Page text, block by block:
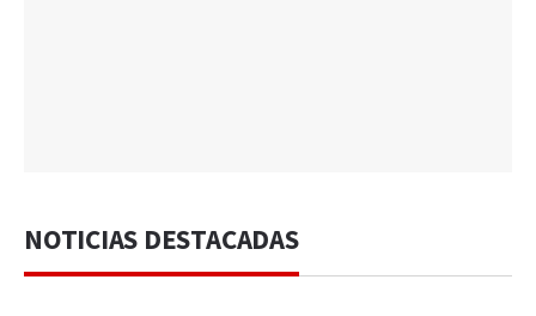
NOTICIAS DESTACADAS